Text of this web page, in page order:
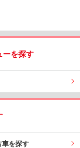
ーを探す
車を探す